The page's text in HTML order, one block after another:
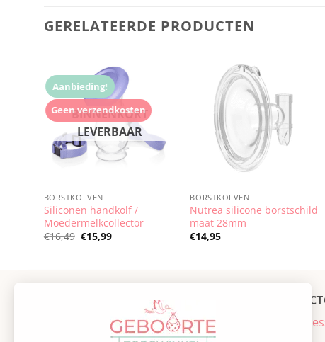
GERELATEERDE PRODUCTEN
Aanbieding!
Geen verzendkosten
BORSTKOLVEN
Siliconen handkolf /
Moedermelkcollector
€16,49 Oorspronkelijke
prijs
€15,99Huidige
BORSTKOLVEN
Nutrea silicone borstschild
maat 28mm
€14,95
Baby